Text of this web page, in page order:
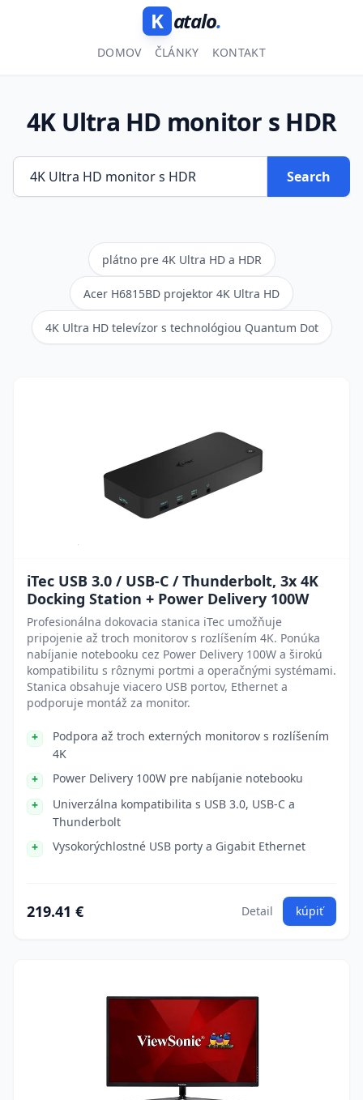
K atalo.
DOMOV ČLÁNKY KONTAKT
4K Ultra HD monitor s HDR
Search
plátno pre 4K Ultra HD a HDR
Acer H6815BD projektor 4K Ultra HD
4K Ultra HD televízor s technológiou Quantum Dot
iTec USB 3.0 / USB-C / Thunderbolt, 3x 4K
Docking Station + Power Delivery 100W
Profesionálna dokovacia stanica iTec umožňuje
pripojenie až troch monitorov s rozlíšením 4K. Ponúka
nabíjanie notebooku cez Power Delivery 100W a širokú
kompatibilitu s rôznymi portmi a operačnými systémami.
Stanica obsahuje viacero USB portov, Ethernet a
podporuje montáž za monitor.
Podpora až troch externých monitorov s rozlíšením
4K
Power Delivery 100W pre nabíjanie notebooku
Univerzálna kompatibilita s USB 3.0, USB-C a
Thunderbolt
Vysokorýchlostné USB porty a Gigabit Ethernet
219.41 € Detail kúpiť